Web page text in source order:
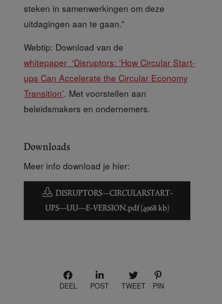
steken in samenwerkingen om deze
uitdagingen aan te gaan.”
Webtip: Download van de
whitepaper ‘Disruptors: ‘How Circular Start-
ups Can Accelerate the Circular Economy
Transition’. Met voorstellen aan
beleidsmakers en ondernemers.
Downloads
Meer info download je hier:
DISRUPTORS_CIRCULARSTART-
UPS_UU_E-VERSION.pdf (4968 kb)
DEEL POST TWEET PIN